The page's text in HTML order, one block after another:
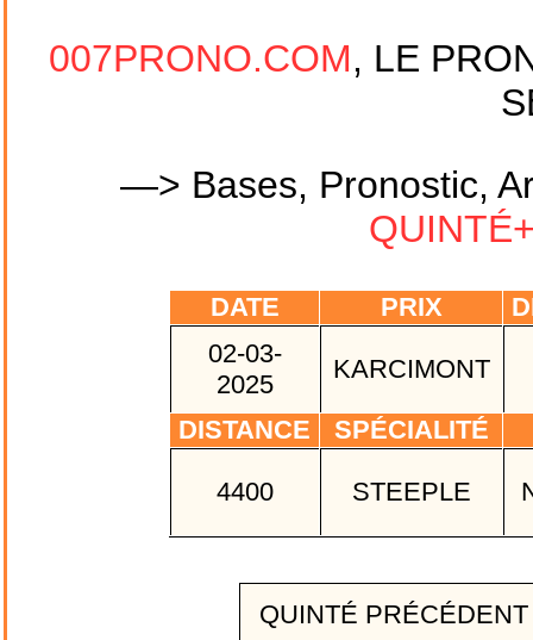
007PRONO.COM, LE
—> Bases, Pronostic,
DATE PRIX
02-03-
2025
KARCIMONT
DISTANCE SPÉCIALITÉ
4400 STEEPLE
QUINTÉ